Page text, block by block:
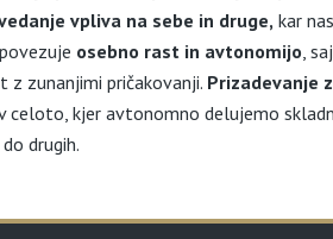
vpliva na sebe in druge, kar
povezuje osebno rast in avtonomijo,
zunanjimi pričakovanji. Prizadevanje
celoto, kjer avtonomno delujemo
drugih.